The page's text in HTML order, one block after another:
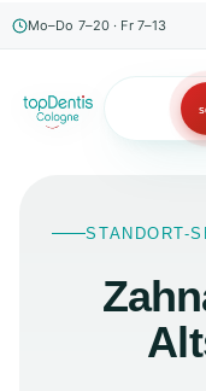
Mo–Do 7–20 · Fr 7–13
STANDORT-